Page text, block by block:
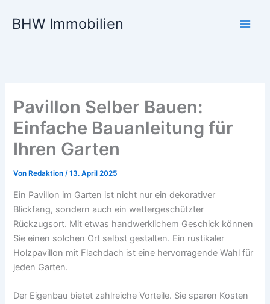
InhaltBHW Immobilien
Pavillon Selber Bauen:
Einfache Bauanleitung für
Ihren Garten
Von Redaktion/13. April 2025
Ein Pavillon im Garten ist nicht nur ein dekorativer
Blickfang, sondern auch ein wettergeschützter
Rückzugsort. Mit etwas handwerklichem Geschick können
Sie einen solchen Ort selbst gestalten. Ein rustikaler
Holzpavillon mit Flachdach ist eine hervorragende Wahl für
jeden Garten.
Der Eigenbau bietet zahlreiche Vorteile. Sie sparen Kosten